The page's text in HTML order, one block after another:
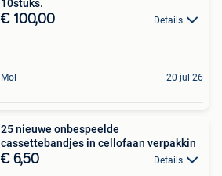
10stuks.
€ 100,00 Details
Mol 20 jul 26
25 nieuwe onbespeelde
cassettebandjes in cellofaan verpakkin
€ 6,50 Details